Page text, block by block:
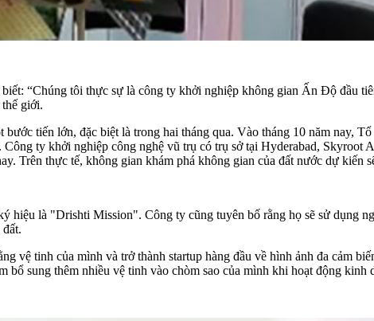
“Chúng tôi thực sự là công ty khởi nghiệp không gian Ấn Độ đầu
giới.
tiến lớn, đặc biệt là trong hai tháng qua. Vào tháng 10 năm nay,
ty khởi nghiệp công nghệ vũ trụ có trụ sở tại Hyderabad, Skyroot
Trên thực tế, không gian khám phá không gian của đất nước dự kiến
hiệu là "Drishti Mission". Công ty cũng tuyên bố rằng họ sẽ sử dụng
vệ tinh của mình và trở thành startup hàng đầu về hình ảnh đa cảm
sung thêm nhiều vệ tinh vào chòm sao của mình khi hoạt động kinh